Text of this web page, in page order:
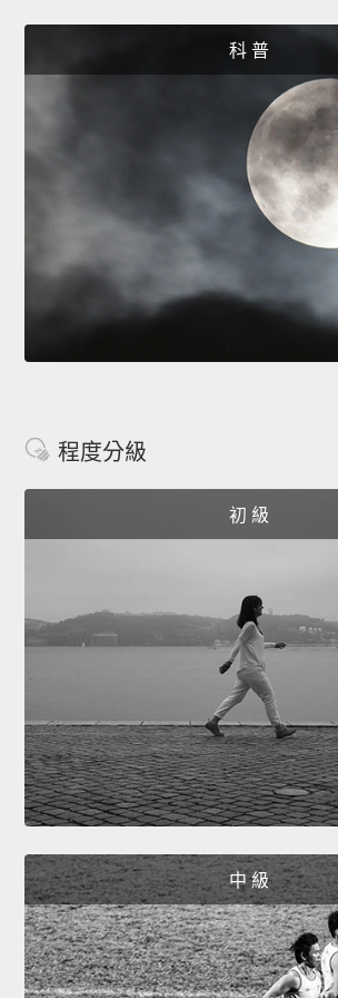
科 普
程度分級
初 級
中 級